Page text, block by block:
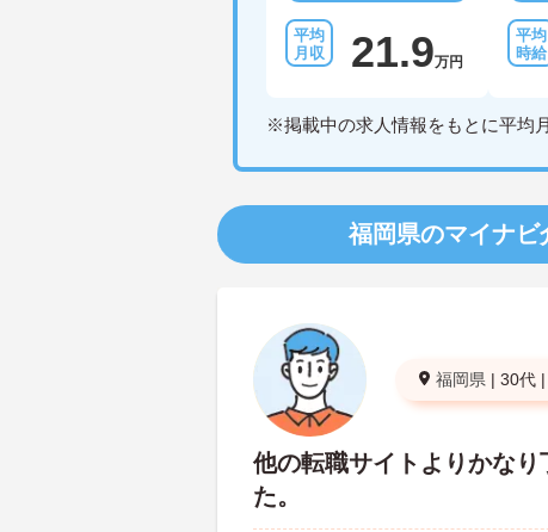
21.9万円
※掲載中の求人情報をもとに平均
福岡県のマイナビ
福岡県 | 30代 |
他の転職サイトよりかなり
た。